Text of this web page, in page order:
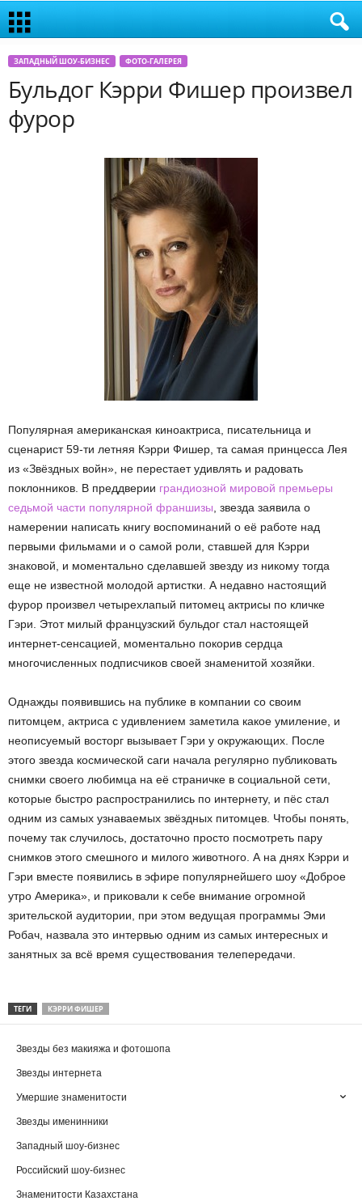
ЗАПАДНЫЙ ШОУ-БИЗНЕС ФОТО-ГАЛЕРЕЯ
Бульдог Кэрри Фишер произвел
фурор
Популярная американская киноактриса, писательница и
сценарист 59-ти летняя Кэрри Фишер, та самая принцесса Лея
из «Звёздных войн», не перестает удивлять и радовать
поклонников. В преддверии грандиозной мировой премьеры
седьмой части популярной франшизы , звезда заявила о
намерении написать книгу воспоминаний о её работе над
первыми фильмами и о самой роли, ставшей для Кэрри
знаковой, и моментально сделавшей звезду из никому тогда
еще не известной молодой артистки. А недавно настоящий
фурор произвел четырехлапый питомец актрисы по кличке
Гэри. Этот милый французский бульдог стал настоящей
интернет-сенсацией, моментально покорив сердца
многочисленных подписчиков своей знаменитой хозяйки.
Однажды появившись на публике в компании со своим
питомцем, актриса с удивлением заметила какое умиление, и
неописуемый восторг вызывает Гэри у окружающих. После
этого звезда космической саги начала регулярно публиковать
снимки своего любимца на её страничке в социальной сети,
которые быстро распространились по интернету, и пёс стал
одним из самых узнаваемых звёздных питомцев. Чтобы понять,
почему так случилось, достаточно просто посмотреть пару
снимков этого смешного и милого животного. А на днях Кэрри и
Гэри вместе появились в эфире популярнейшего шоу «Доброе
утро Америка», и приковали к себе внимание огромной
зрительской аудитории, при этом ведущая программы Эми
Робач, назвала это интервью одним из самых интересных и
занятных за всё время существования телепередачи.
ТЕГИ КЭРРИ ФИШЕР
Звезды без макияжа и фотошопа
Звезды интернета
Умершие знаменитости
Звезды именинники
Западный шоу-бизнес
Российский шоу-бизнес
Знаменитости Казахстана